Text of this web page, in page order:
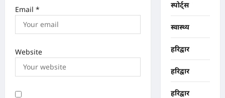
Email *
Website
स्पोर्ट्स
स्वास्थ्य
हरिद्वार
हरिद्वार
हरिद्वार